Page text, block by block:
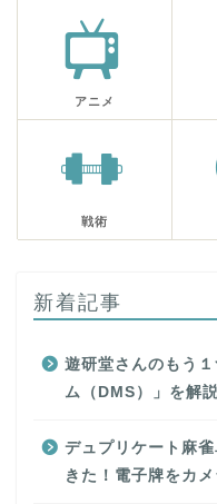
アニメ
戦術
新着記事
遊研堂さんのもう
ム（DMS）」を解
デュプリケート麻
きた！電子牌をカ